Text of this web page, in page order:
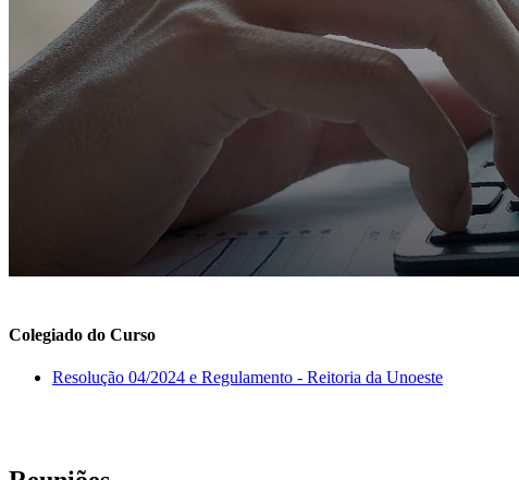
Colegiado do Curso
Resolução 04/2024 e Regulamento - Reitoria da Unoeste